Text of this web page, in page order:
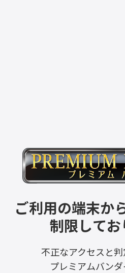
ご利用の端末か
制限してお
不正なアクセスと判
プレミアムバン